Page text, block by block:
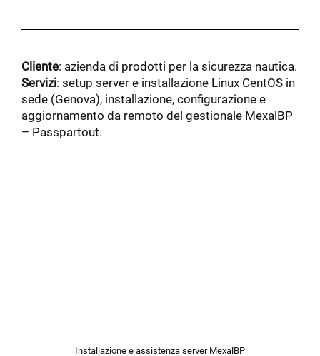
Cliente: azienda di prodotti per la sicurezza nautica.
Servizi: setup server e installazione Linux CentOS in
sede (Genova), installazione, configurazione e
aggiornamento da remoto del gestionale MexalBP
– Passpartout.
Installazione e assistenza server MexalBP